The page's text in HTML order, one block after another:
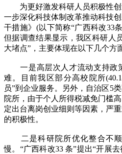
为更好激发科研人员积极性创
一步深化科技体制改革推动科技
干措施》(以下简称“广西科改33
但据调查结果显示，我区科研人
大堵点”，主要体现在以下几个方
一是高层次人才流动支持政
难。目前我区部分高校院所
员”到企业服务。另外，自治区5
院所，由于个人所得税减免门槛
定出台离岗创业细则等因素，严
的积极性。
二是科研院所优化整合不顺
慢。“广西科改33 条”提出“开展